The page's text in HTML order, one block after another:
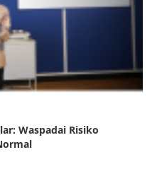
Waspadai Risiko